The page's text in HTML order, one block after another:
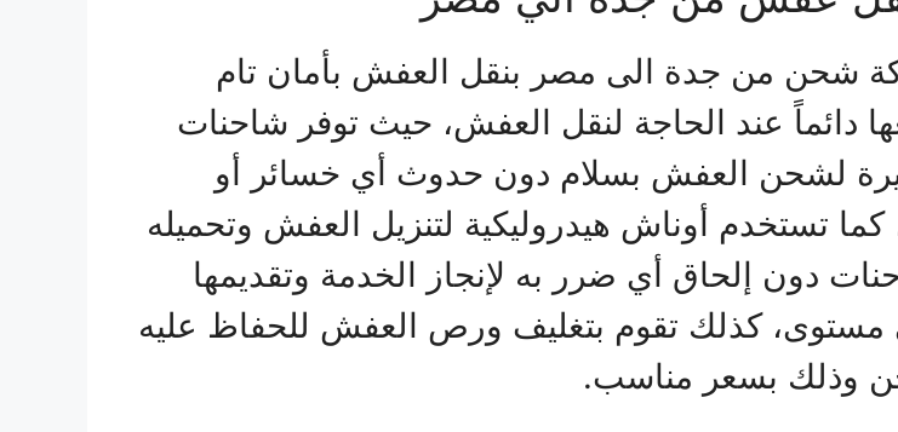
شحن من جدة الى مصر بنقل العفش بأمان تام
دائماً عند الحاجة لنقل العفش، حيث توفر شاحنات
لشحن العفش بسلام دون حدوث أي خسائر أو
كما تستخدم أوناش هيدروليكية لتنزيل العفش وتحميله
دون إلحاق أي ضرر به لإنجاز الخدمة وتقديمها
مستوى، كذلك تقوم بتغليف ورص العفش للحفاظ عليه
وذلك بسعر مناسب.